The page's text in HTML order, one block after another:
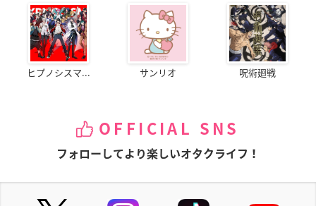
ヒプノシスマ... サンリオ 呪術廻戦
OFFICIAL SNS
フォローしてより楽しいオタクライフ！